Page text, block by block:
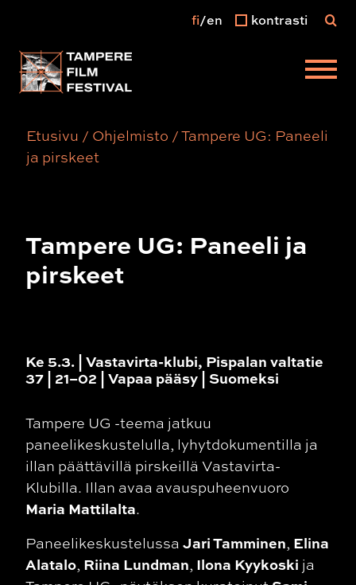
Päävalikko
fi en kontrasti
Etusivu / Ohjelmisto /Tampere UG: Paneeli
ja pirskeet
Tampere UG: Paneeli ja
pirskeet
Ke 5.3. | Vastavirta-klubi, Pispalan valtatie
37 | 21–02 | Vapaa pääsy | Suomeksi
Tampere UG -teema jatkuu
paneelikeskustelulla, lyhytdokumentilla ja
illan päättävillä pirskeillä Vastavirta-
Klubilla. Illan avaa avauspuheenvuoro
Maria Mattilalta.
Paneelikeskustelussa Jari Tamminen, Elina
Alatalo, Riina Lundman, Ilona Kyykoski ja